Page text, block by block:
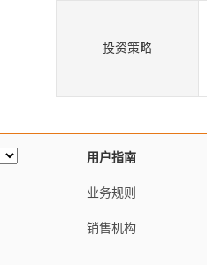
投资策略
用户指南
业务规则
销售机构